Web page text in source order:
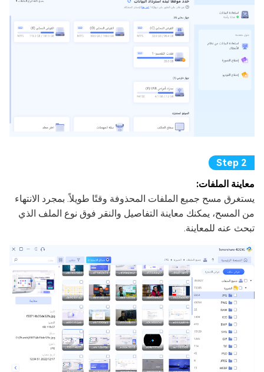
معاينة الملفات:
يستغرق مسح جميع الملفات المحذوفة وقتًا طويلاً. بمجرد الانتهاء
من المسح، يمكنك معاينة التفاصيل والنقر فوق نوع الملف الذي
تبحث عنه للمعاينة.